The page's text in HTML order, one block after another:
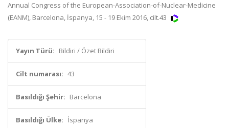
Annual Congress of the European-Association-of-Nuclear-Medicine
(EANM), Barcelona, İspanya, 15 - 19 Ekim 2016, cilt.43
Yayın Türü: Bildiri / Özet Bildiri
Cilt numarası: 43
Basıldığı Şehir: Barcelona
Basıldığı Ülke: İspanya